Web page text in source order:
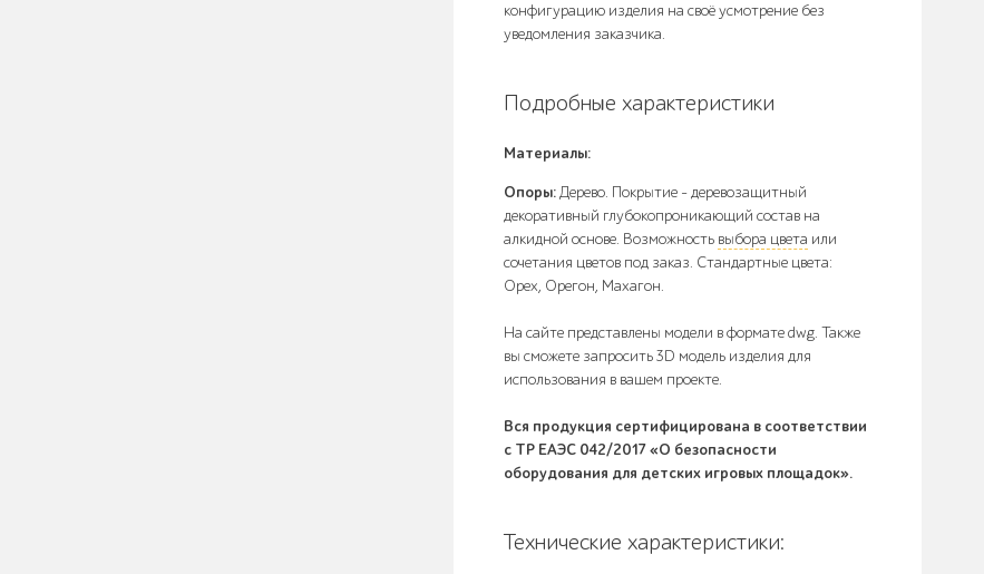
конфигурацию изделия на своё усмотрение без
уведомления заказчика.
Подробные характеристики
Материалы:
Опоры:Дерево. Покрытие – деревозащитный
декоративный глубокопроникающий состав на
алкидной основе. Возможность выбора цвета или
сочетания цветов под заказ. Стандартные цвета:
Орех, Орегон, Махагон.
На сайте представлены модели в формате dwg. Также
вы сможете запросить 3D модель изделия для
использования в вашем проекте.
Вся продукция сертифицирована в соответствии
с ТР ЕАЭС 042/2017 «О безопасности
оборудования для детских игровых площадок».
Технические характеристики: